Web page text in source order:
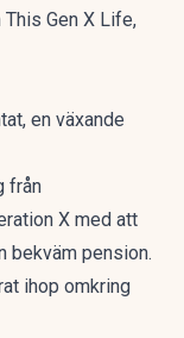
This Gen X Life,
en växande
från
X med att
bekväm pension.
ihop omkring